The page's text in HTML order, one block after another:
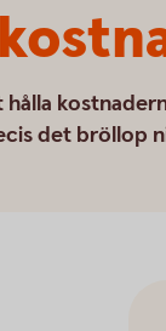
det bröllop